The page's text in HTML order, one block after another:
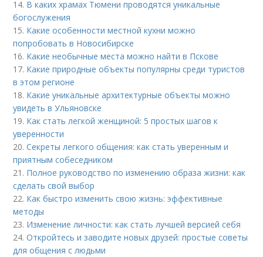
14. В каких храмах Тюмени проводятся уникальные
богослужения
15. Какие особенности местной кухни можно
попробовать в Новосибирске
16. Какие необычные места можно найти в Пскове
17. Какие природные объекты популярны среди туристов
в этом регионе
18. Какие уникальные архитектурные объекты можно
увидеть в Ульяновске
19. Как стать легкой женщиной: 5 простых шагов к
уверенности
20.Секреты легкого общения: как стать уверенным и
приятным собеседником
21. Полное руководство по изменению образа жизни: как
сделать свой выбор
22. Как быстро изменить свою жизнь: эффективные
методы
23. Изменение личности: как стать лучшей версией себя
24.Откройтесь и заводите новых друзей: простые советы
для общения с людьми